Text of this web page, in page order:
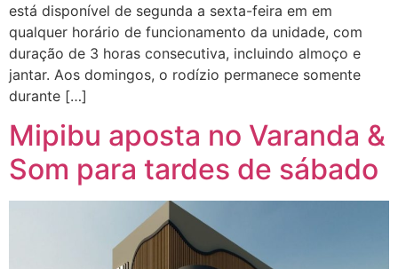
está disponível de segunda a sexta-feira em em
qualquer horário de funcionamento da unidade, com
duração de 3 horas consecutiva, incluindo almoço e
jantar. Aos domingos, o rodízio permanece somente
durante […]
Mipibu aposta no Varanda &
Som para tardes de sábado